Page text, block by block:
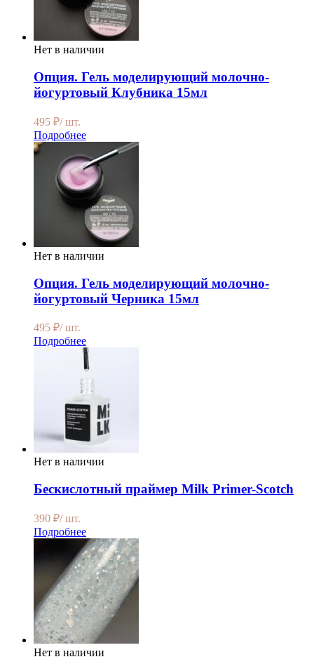
Нет в наличии
Опция. Гель моделирующий молочно-
йогуртовый Клубника 15мл
495 ₽/ шт.
Подробнее
Нет в наличии
Опция. Гель моделирующий молочно-
йогуртовый Черника 15мл
495 ₽/ шт.
Подробнее
Нет в наличии
Бескислотный праймер Milk Primer-Scotch
390 ₽/ шт.
Подробнее
Нет в наличии